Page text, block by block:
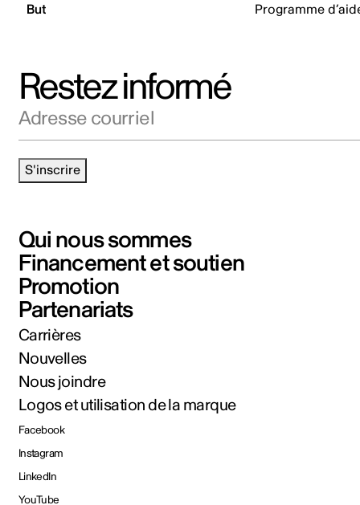
But Programme
Restez informé
S'inscrire
Qui nous sommes
Financement et soutien
Promotion
Partenariats
Carrières
Nouvelles
Nous joindre
Logos et utilisation de la marque
Facebook
Instagram
LinkedIn
YouTube